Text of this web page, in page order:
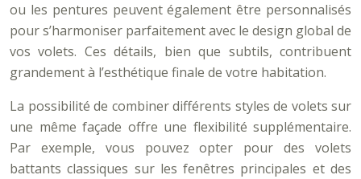
ou les pentures peuvent également être personnalisés
pour s’harmoniser parfaitement avec le design global de
vos volets. Ces détails, bien que subtils, contribuent
grandement à l’esthétique finale de votre habitation.
La possibilité de combiner différents styles de volets sur
une même façade offre une flexibilité supplémentaire.
Par exemple, vous pouvez opter pour des volets
battants classiques sur les fenêtres principales et des